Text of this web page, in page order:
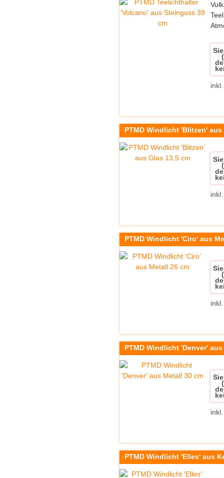
PTMD Windlicht 'Blitzen' aus
PTMD Windlicht 'Ciro' aus
PTMD Windlicht 'Denver'
PTMD Windlicht 'Elles' aus